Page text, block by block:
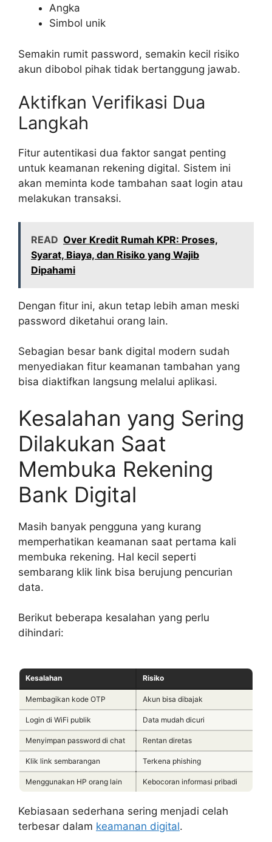
Angka
Simbol unik
Semakin rumit password, semakin kecil risiko
akun dibobol pihak tidak bertanggung jawab.
Aktifkan Verifikasi Dua
Langkah
Fitur autentikasi dua faktor sangat penting
untuk keamanan rekening digital. Sistem ini
akan meminta kode tambahan saat login atau
melakukan transaksi.
READ Over Kredit Rumah KPR: Proses,
Syarat, Biaya, dan Risiko yang Wajib
Dipahami
Dengan fitur ini, akun tetap lebih aman meski
password diketahui orang lain.
Sebagian besar bank digital modern sudah
menyediakan fitur keamanan tambahan yang
bisa diaktifkan langsung melalui aplikasi.
Kesalahan yang Sering
Dilakukan Saat
Membuka Rekening
Bank Digital
Masih banyak pengguna yang kurang
memperhatikan keamanan saat pertama kali
membuka rekening. Hal kecil seperti
sembarang klik link bisa berujung pencurian
data.
Berikut beberapa kesalahan yang perlu
dihindari:
Kesalahan Risiko
Membagikan kode OTP Akun bisa dibajak
Login di WiFi publik Data mudah dicuri
Menyimpan password di chat Rentan diretas
Klik link sembarangan Terkena phishing
Menggunakan HP orang lain Kebocoran informasi pribadi
Kebiasaan sederhana sering menjadi celah
terbesar dalam keamanan digital.